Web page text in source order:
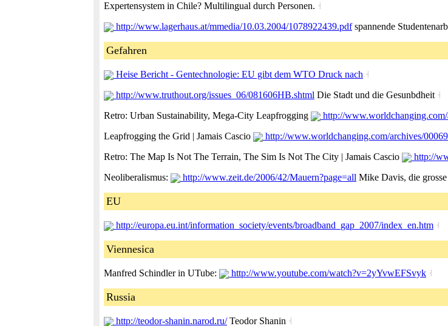
Expertensystem in Chile? Multilingual durch Personen. ˧
http://www.lagerhaus.at/mmedia/10.03.2004/1078922439.pdfspannende
Gefahren
Heise Bericht - Gentechnologie: EU gibt dem WTO Druck nach ˧
http://www.truthout.org/issues_06/081606HB.shtml Die Stadt und die Gesunbdheit ˧
Retro: Urban Sustainability, Mega-City Leapfrogging
http://
Leapfrogging the Grid | Jamais Cascio
http://www.worldchanging.com/archives/
Retro: The Map Is Not The Terrain, The Sim Is Not The City | Jamais Cascio
http://
Neoliberalismus:
http://www.zeit.de/2006/42/Mauern?page=all Mike Davis, die
EU
http://europa.eu.int/information_society/events/broadband_gap_2007/index_en.htm ˧
Viennesica
Manfred Schindler in UTube: http://www.youtube.com/watch?v=2yYvwEFSvyk ˧
Russia
http://teodor-shanin.narod.ru/Teodor Shanin ˧